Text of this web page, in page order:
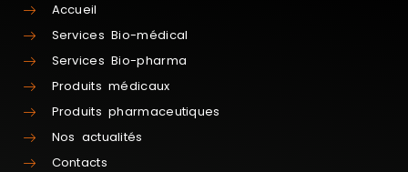
Accueil
Services Bio-médical
Services Bio-pharma
Produits médicaux
Produits pharmaceutiques
Nos actualités
Contacts